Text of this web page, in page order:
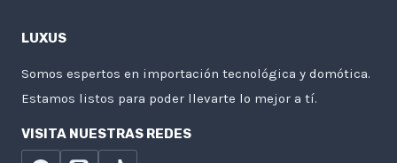
LUXUS
Somos espertos en importación tecnológica y domótica.
Estamos listos para poder llevarte lo mejor a tí.
VISITA NUESTRAS REDES